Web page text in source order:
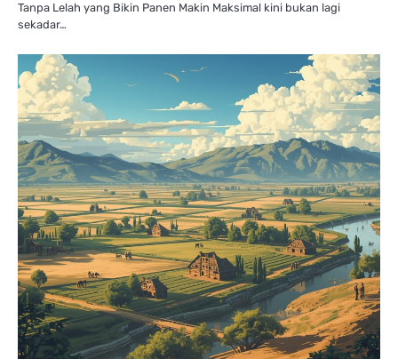
Tanpa Lelah yang Bikin Panen Makin Maksimal kini bukan lagi
sekadar…